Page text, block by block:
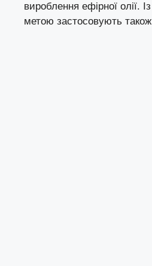
вироблення ефірної олії.
метою застосовують